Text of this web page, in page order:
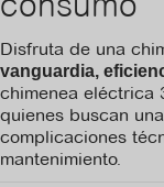
Disfruta de una
vanguardia,
chimenea eléctrica
quienes buscan
complicaciones
mantenimiento.